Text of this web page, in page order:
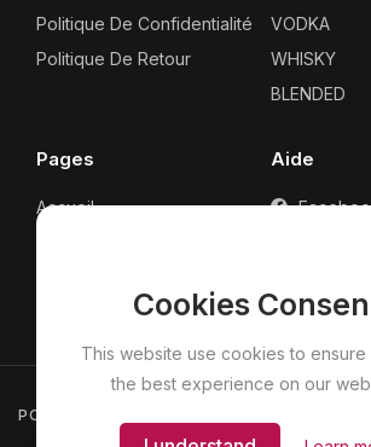
Cookies
This website use cookies to
the best experience on our
Politique De Confidentialité
Politique De Retour
VODKA
WHISKY
BLENDED
Pages
Accueil
Aide
POLITIQUE DE CONFIDENTIALITÉ